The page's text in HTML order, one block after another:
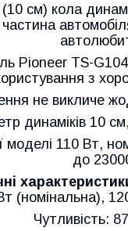
см) кола
Pioneer TS-
з
не викличе
динаміків 10
моделі 110 Вт,
до
(номінальна),
Чутливість: